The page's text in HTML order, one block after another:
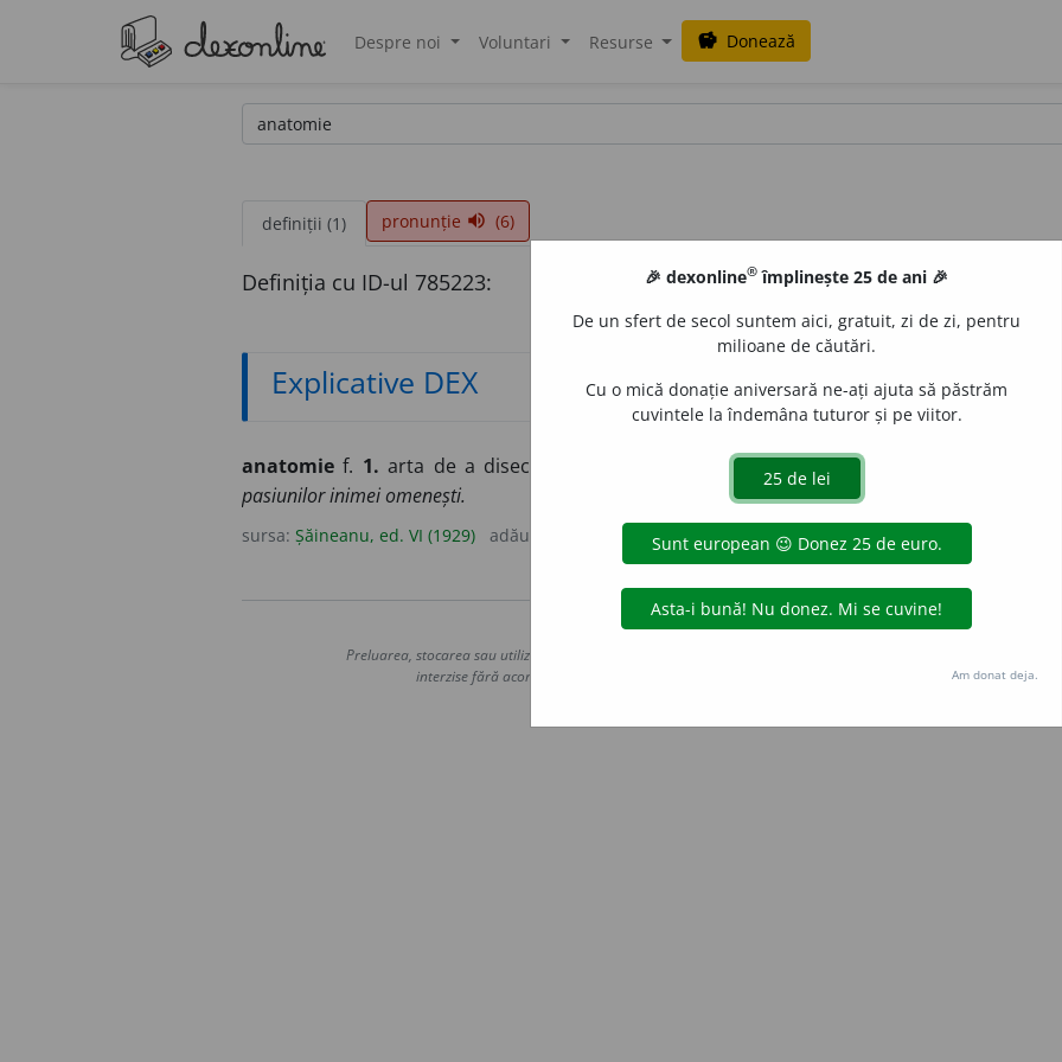
Despre noi Voluntari Resurse savings Donează
definiții (1) pronunție volume_up (6)
Definiția cu ID-ul 785223:
Explicative DEX
anatomie f. 1. arta de a diseca un corp animal sau vegetal;2. fig. analiză subtilă,
pasiunilor inimei omenești.
sursa: Șăineanu, ed. VI (1929) adăugată de LauraGellner acțiuni
Copyright © 2004-2026 dexonline (https://dexonline.ro)
Preluarea, stocarea sau utilizarea datelor de pe acest site, inclusiv prin orice metode de extragere automată
interzise fără acordul nostru prealabil scris, cu excepția seturilor de date oferite oficial spre utilizare
🎉 dexonline® împlinește 25 de ani 🎉
De un sfert de secol suntem aici, gratuit, zi de zi, pentru
milioane de căutări.
Cu o mică donație aniversară ne-ați ajuta să păstrăm
cuvintele la îndemâna tuturor și pe viitor.
Am donat deja.